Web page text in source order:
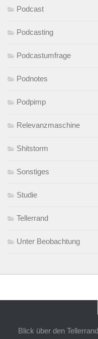
Podcast
Podcasting
Podcastumfrage
Podnotes
Podpimp
Relevanzmaschine
Shitstorm
Sonstiges
Studie
Tellerrand
Unter Beobachtung
Blick über den